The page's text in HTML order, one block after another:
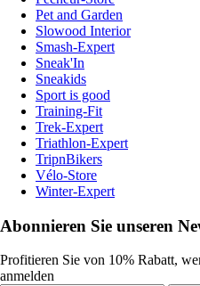
Pet and Garden
Slowood Interior
Smash-Expert
Sneak'In
Sneakids
Sport is good
Training-Fit
Trek-Expert
Triathlon-Expert
TripnBikers
Vélo-Store
Winter-Expert
Abonnieren Sie unseren
Profitieren Sie von 10% Rabatt,
anmelden